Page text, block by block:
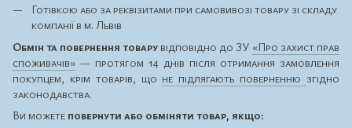
Готівкою або за реквізитами при самовивозі товару зі складу
компанії в м. Львів
Обмін та повернення товару відповідно до ЗУ «Про захист прав
споживачів» — протягом 14 днів після отримання замовлення
покупцем, крім товарів, що не підлягають поверненню згідно
законодавства.
Ви можете повернути або обміняти товар, якщо: